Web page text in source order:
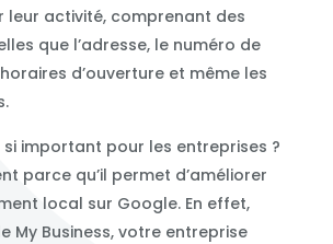
leur activité, comprenant des
que l’adresse, le numéro de
d’ouverture et même les
important pour les entreprises ?
parce qu’il permet d’améliorer
local sur Google. En effet,
My Business, votre entreprise